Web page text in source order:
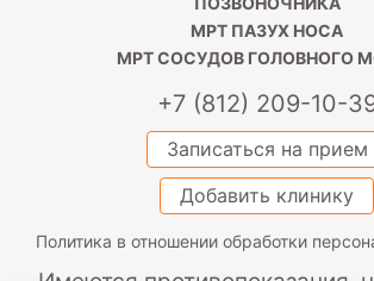
МРТ ПАЗУХ НОСА
МРТ СОСУДОВ ГОЛОВНОГО
+7 (812) 209-10-
Записаться на прием
Добавить клинику
Политика в отношении обработки